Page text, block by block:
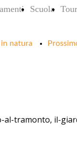
Scuola
natura
al-tramonto, il-